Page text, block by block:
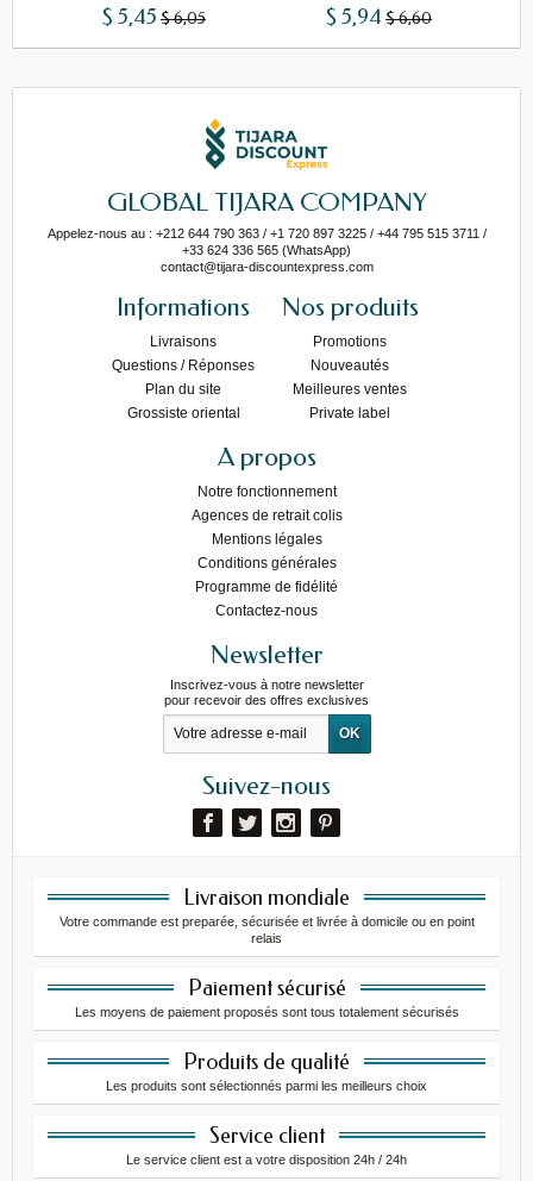
$ 5,45 $ 6,05 $ 5,94 $ 6,60
GLOBAL TIJARA COMPANY
Appelez-nous au : +212 644 790 363 / +1 720 897 3225 / +44 795 515 3711 /
+33 624 336 565 (WhatsApp)
contact@tijara-discountexpress.com
Informations
Livraisons
Questions / Réponses
Plan du site
Grossiste oriental
Nos produits
Promotions
Nouveautés
Meilleures ventes
Private label
A propos
Notre fonctionnement
Agences de retrait colis
Mentions légales
Conditions générales
Programme de fidélité
Contactez-nous
Newsletter
Inscrivez-vous à notre newsletter
pour recevoir des offres exclusives
Suivez-nous
Livraison mondiale
Votre commande est preparée, sécurisée et livrée à domicile ou en point
relais
Paiement sécurisé
Les moyens de paiement proposés sont tous totalement sécurisés
Produits de qualité
Les produits sont sélectionnés parmi les meilleurs choix
Service client
Le service client est a votre disposition 24h / 24h